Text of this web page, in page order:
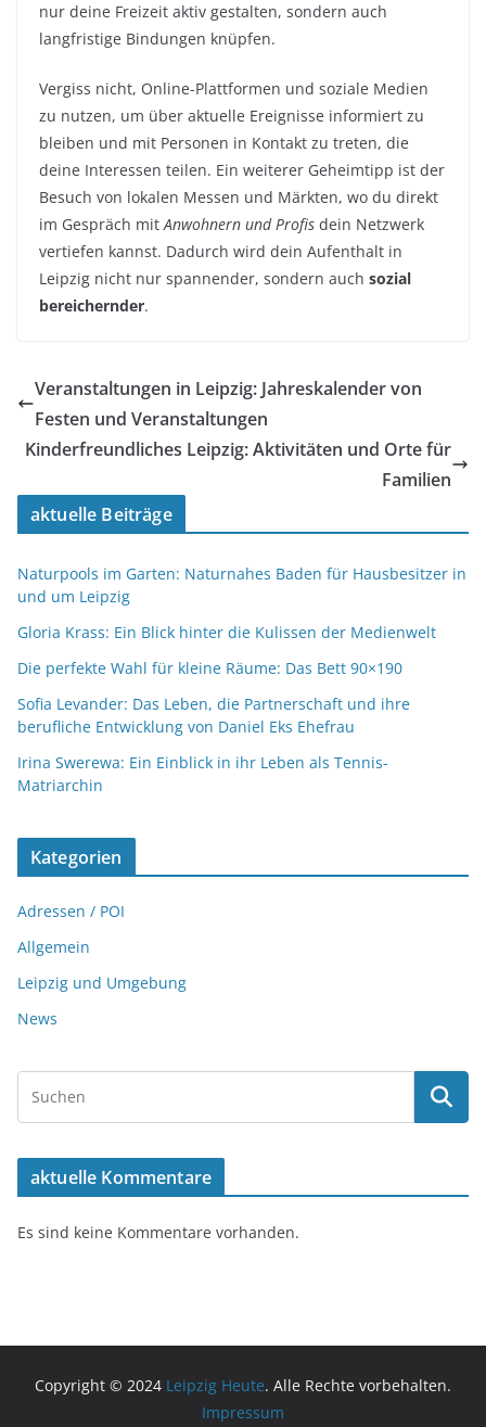
nur deine Freizeit aktiv gestalten, sondern auch
langfristige Bindungen knüpfen.
Vergiss nicht, Online-Plattformen und soziale Medien
zu nutzen, um über aktuelle Ereignisse informiert zu
bleiben und mit Personen in Kontakt zu treten, die
deine Interessen teilen. Ein weiterer Geheimtipp ist der
Besuch von lokalen Messen und Märkten, wo du direkt
im Gespräch mitAnwohnern und Profis dein Netzwerk
vertiefen kannst. Dadurch wird dein Aufenthalt in
Leipzig nicht nur spannender, sondern auch sozial
bereichernder.
Veranstaltungen in Leipzig: Jahreskalender von
Festen und Veranstaltungen
Kinderfreundliches Leipzig: Aktivitäten und Orte für
Familien
aktuelle Beiträge
Naturpools im Garten: Naturnahes Baden für Hausbesitzer in
und um Leipzig
Gloria Krass: Ein Blick hinter die Kulissen der Medienwelt
Die perfekte Wahl für kleine Räume: Das Bett 90×190
Sofia Levander: Das Leben, die Partnerschaft und ihre
berufliche Entwicklung von Daniel Eks Ehefrau
Irina Swerewa: Ein Einblick in ihr Leben als Tennis-
Matriarchin
Kategorien
Adressen / POI
Allgemein
Leipzig und Umgebung
News
aktuelle Kommentare
Es sind keine Kommentare vorhanden.
Copyright © 2024 Leipzig Heute. Alle Rechte vorbehalten.
Impressum